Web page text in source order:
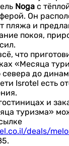
Nogaс
Он
пляжа и
покоя,
что
«Месяца
севера до
Isrotel есть
и
туризма»
deals/